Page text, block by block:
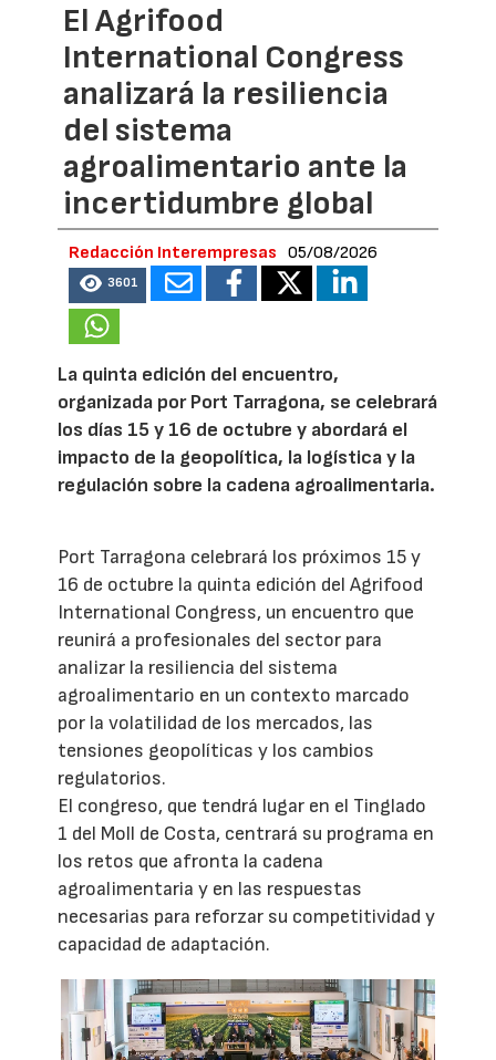
El Agrifood
International Congress
analizará la resiliencia
del sistema
agroalimentario ante la
incertidumbre global
Redacción Interempresas 05/08/2026
3601
La quinta edición del encuentro,
organizada por Port Tarragona, se celebrará
los días 15 y 16 de octubre y abordará el
impacto de la geopolítica, la logística y la
regulación sobre la cadena agroalimentaria.
Port Tarragona celebrará los próximos 15 y
16 de octubre la quinta edición del Agrifood
International Congress, un encuentro que
reunirá a profesionales del sector para
analizar la resiliencia del sistema
agroalimentario en un contexto marcado
por la volatilidad de los mercados, las
tensiones geopolíticas y los cambios
regulatorios.
El congreso, que tendrá lugar en el Tinglado
1 del Moll de Costa, centrará su programa en
los retos que afronta la cadena
agroalimentaria y en las respuestas
necesarias para reforzar su competitividad y
capacidad de adaptación.